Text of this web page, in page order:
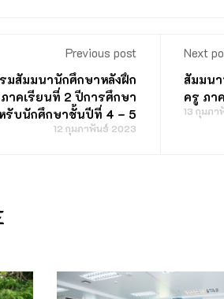
Previous post
มสัมมนานักศึกษาหลังฝึก
คเรียนที่ 2 ปีการศึกษา
รับนักศึกษาชั้นปีที่ 4 – 5
12 กุมภาพันธ์ 2023
Next
สัมมน
ครู ภา
13 กุมภ